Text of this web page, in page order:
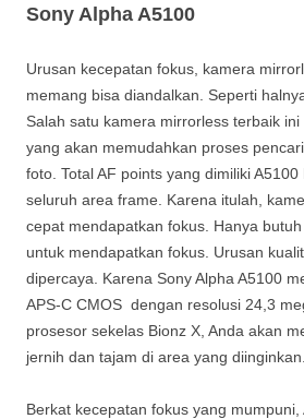
Sony Alpha A5100
Urusan kecepatan fokus, kamera
memang bisa diandalkan. Seperti
Salah satu kamera mirrorless terbaik
yang akan memudahkan proses
foto. Total AF points yang dimiliki
seluruh area frame. Karena itulah,
cepat mendapatkan fokus. Hanya
untuk mendapatkan fokus. Urusan
dipercaya. Karena Sony Alpha A5100
APS-C CMOS dengan resolusi 24,3
prosesor sekelas Bionz X, Anda akan
jernih dan tajam di area yang diinginkan.
Berkat kecepatan fokus yang